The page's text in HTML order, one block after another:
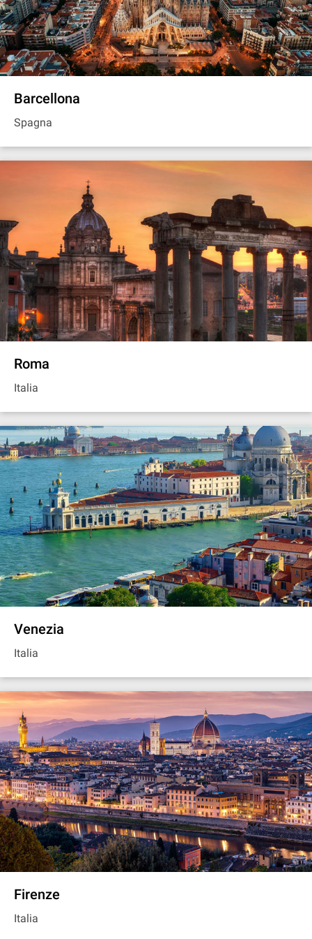
Barcellona
Spagna
Roma
Italia
Venezia
Italia
Firenze
Italia